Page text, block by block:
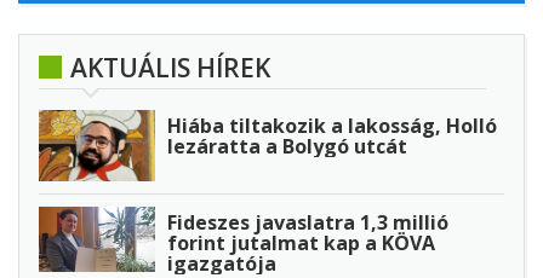
AKTUÁLIS HÍREK
Hiába tiltakozik a lakosság, Holló
lezáratta a Bolygó utcát
Fideszes javaslatra 1,3 millió
forint jutalmat kap a KÖVA
igazgatója